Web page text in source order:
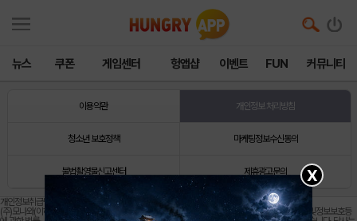
뉴스 쿠폰 게임센터 헝앱샵 이벤트 FUN 커뮤니티
이용약관 개인정보 처리방침
청소년 보호정책 마케팅정보수신동의
불법촬영물신고센터 제휴광고문의
개인정보취급방침
(주)모나와(이하 '당사'라 합니다)는 회원의 개인정보보호를 매우 중요시하며, 『정보통신망이용촉진및정보보호등
X